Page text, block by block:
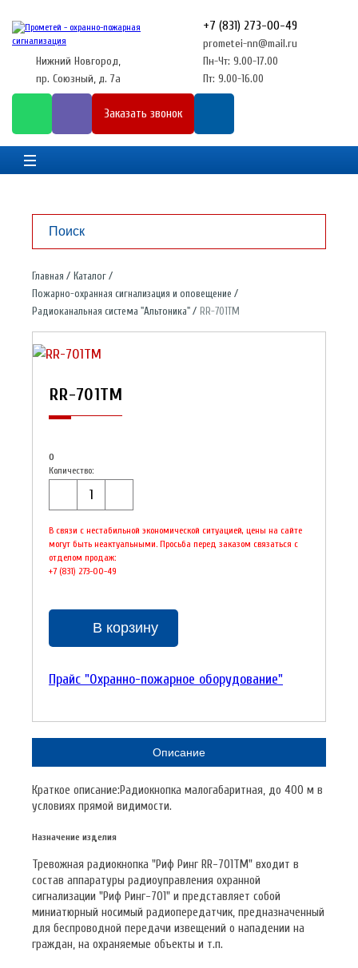
+7 (831) 273-00-49
prometei-nn@mail.ru
Нижний Новгород,
пр. Союзный, д. 7а
Пн-Чт: 9.00-17.00
Пт: 9.00-16.00
Заказать звонок
Главная
Каталог
Пожарно-охранная сигнализация и оповещение
Радиоканальная система "Альтоника"
RR-701TM
RR-701TM
0
Количество:
В связи с нестабильной экономической ситуацией, цены на сайте
могут быть неактуальными. Просьба перед заказом связаться с
отделом продаж:
+7 (831) 273-00-49
В корзину
Прайс "Охранно-пожарное оборудование"
Описание
Краткое описание:Радиокнопка малогабаритная, до 400 м в
условиях прямой видимости.
Назначение изделия
Тревожная радиокнопка "Риф Ринг RR-701TM" входит в
состав аппаратуры радиоуправления охранной
сигнализации "Риф Ринг-701" и представляет собой
миниатюрный носимый радиопередатчик, предназначенный
для беспроводной передачи извещений о нападении на
граждан, на охраняемые объекты и т.п.